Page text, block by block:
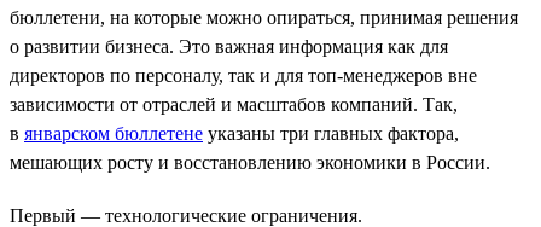
бюллетени, на которые можно опираться, принимая решения
о развитии бизнеса. Это важная информация как для
директоров по персоналу, так и для топ-менеджеров вне
зависимости от отраслей и масштабов компаний. Так,
в январском бюллетене указаны три главных фактора,
мешающих росту и восстановлению экономики в России.
Первый — технологические ограничения.